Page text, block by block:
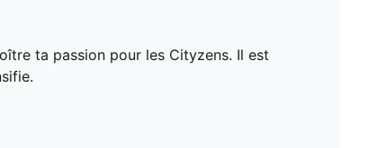
ta passion pour les Cityzens. Il est